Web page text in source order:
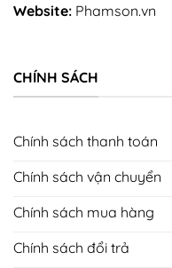
Website: Phamson.vn
CHÍNH SÁCH
Chính sách thanh toán
Chính sách vận chuyển
Chính sách mua hàng
Chính sách đổi trả